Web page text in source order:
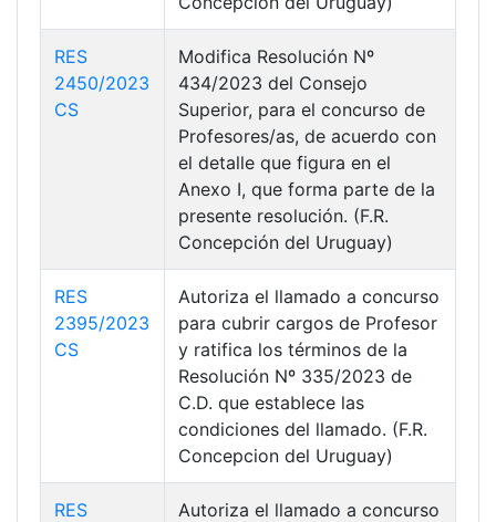
RES
2450/2023
CS
Modifica Resolución Nº
434/2023 del Consejo
Superior, para el concurso de
Profesores/as, de acuerdo con
el detalle que figura en el
Anexo I, que forma parte de la
presente resolución. (F.R.
Concepción del Uruguay)
RES
2395/2023
CS
Autoriza el llamado a concurso
para cubrir cargos de Profesor
y ratifica los términos de la
Resolución Nº 335/2023 de
C.D. que establece las
condiciones del llamado. (F.R.
Concepcion del Uruguay)
RES
Autoriza el llamado a concurso